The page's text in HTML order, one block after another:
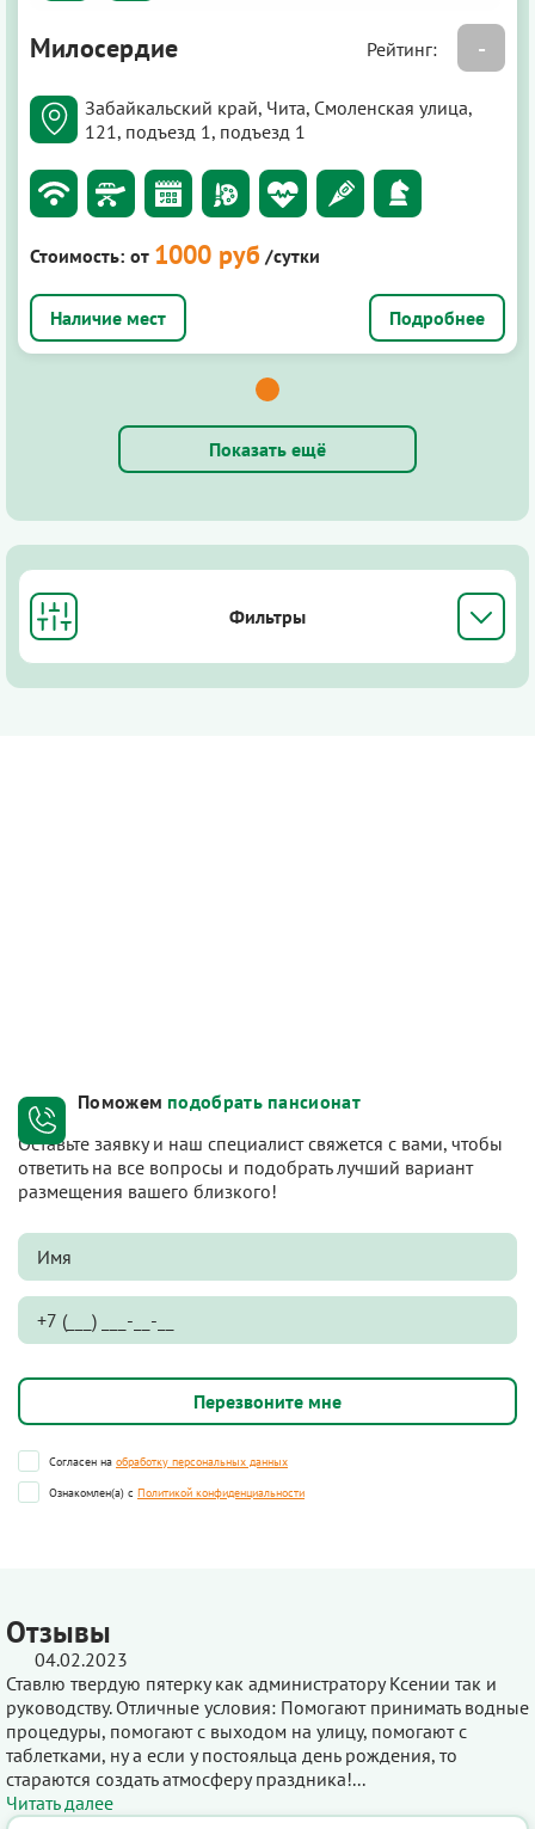
Милосердие Рейтинг: -
Забайкальский край, Чита, Смоленская улица,
121, подъезд 1, подъезд 1
Стоимость: от 1000 руб /сутки
Подробнее
Показать ещё
Фильтры
Поможем подобрать пансионат
Оставьте заявку и наш специалист свяжется с вами, чтобы
ответить на все вопросы и подобрать лучший вариант
размещения вашего близкого!
Согласен на обработку персональных данных
Ознакомлен(а) с Политикой конфиденциальности
Отзывы
04.02.2023
Ставлю твердую пятерку как администратору Ксении так и
руководству. Отличные условия: Помогают принимать водные
процедуры, помогают с выходом на улицу, помогают с
таблетками, ну а если у постояльца день рождения, то
стараются создать атмосферу праздника!...
Читать далее